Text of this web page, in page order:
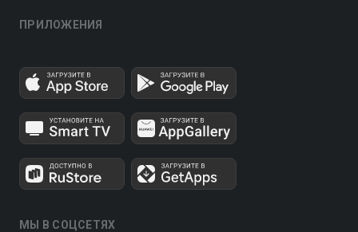
ПРИЛОЖЕНИЯ
МЫ В СОЦСЕТЯХ